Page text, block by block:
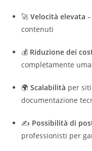
🚀Velocità elevata
contenuti
💰 Riduzione dei
completamente
🌍Scalabilità per
documentazione
✍️ Possibilità di
professionisti per